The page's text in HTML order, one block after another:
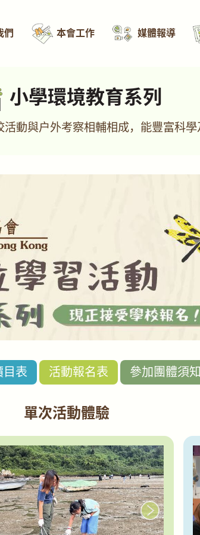
們 本會工作 媒體報導
小學環境教育系列
動與戶外考察相輔相成，能豐富科
目表 活動報名表 參加團體須
單次活動體驗